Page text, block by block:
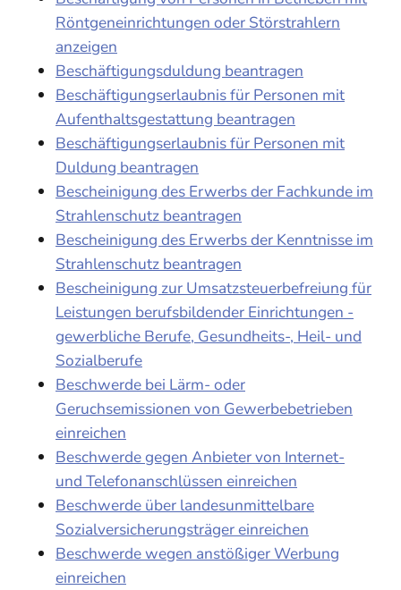
Röntgeneinrichtungen oder Störstrahlern
anzeigen
Beschäftigungsduldung beantragen
Beschäftigungserlaubnis für Personen mit
Aufenthaltsgestattung beantragen
Beschäftigungserlaubnis für Personen mit
Duldung beantragen
Bescheinigung des Erwerbs der Fachkunde im
Strahlenschutz beantragen
Bescheinigung des Erwerbs der Kenntnisse im
Strahlenschutz beantragen
Bescheinigung zur Umsatzsteuerbefreiung für
Leistungen berufsbildender Einrichtungen -
gewerbliche Berufe, Gesundheits-, Heil- und
Sozialberufe
Beschwerde bei Lärm- oder
Geruchsemissionen von Gewerbebetrieben
einreichen
Beschwerde gegen Anbieter von Internet-
und Telefonanschlüssen einreichen
Beschwerde über landesunmittelbare
Sozialversicherungsträger einreichen
Beschwerde wegen anstößiger Werbung
einreichen